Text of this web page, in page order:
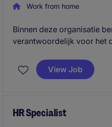
Work from home
Binnen deze organisatie
verantwoordelijk voor het
vragen van medewerkers
je voor een soepel verloop
View Job
HR Specialist